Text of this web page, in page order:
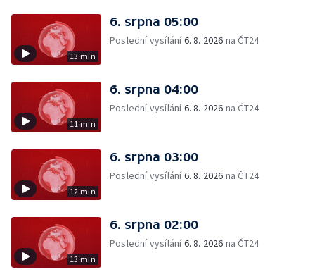
13 min
6. srpna 05:00
Poslední vysílání6. 8. 2026 na ČT24
11 min
6. srpna 04:00
Poslední vysílání6. 8. 2026 na ČT24
12 min
6. srpna 03:00
Poslední vysílání6. 8. 2026 na ČT24
13 min
6. srpna 02:00
Poslední vysílání6. 8. 2026 na ČT24